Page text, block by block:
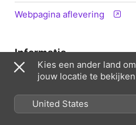
Webpagina aflevering
Informatie
Programma
Peak Performance Podcast
Uitgegeven
21 juni 2021 om 09:55 UTC
Kies een ander land
jouw locatie te bekijken
United States